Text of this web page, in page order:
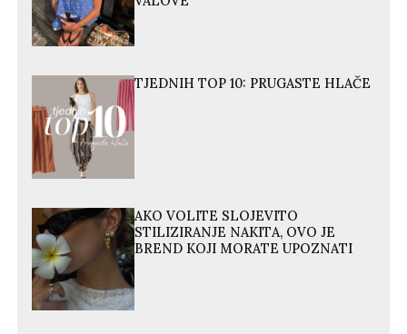
TJEDNIH TOP 10: PRUGASTE HLAČE
AKO VOLITE SLOJEVITO
STILIZIRANJE NAKITA, OVO JE
BREND KOJI MORATE UPOZNATI